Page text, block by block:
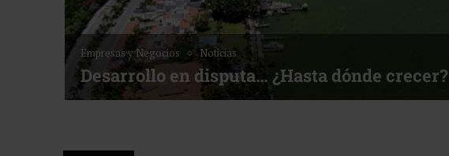
Empresas y Negocios Noticias
Desarrollo en disputa… ¿Hasta dónde crecer?